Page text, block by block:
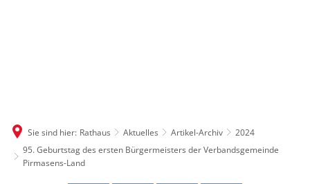
Sie sind hier: Rathaus Aktuelles Artikel-Archiv
2024
95. Geburtstag des ersten Bürgermeisters der Verbandsgemeinde
Pirmasens-Land